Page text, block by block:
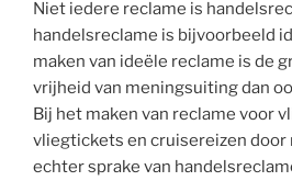
Niet iedere reclame is
handelsreclame is bijvoorbeeld
maken van ideële reclame is de
vrijheid van meningsuiting dan
Bij het maken van reclame voor
vliegtickets en cruisereizen door
echter sprake van